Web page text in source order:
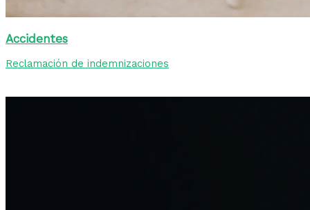
Accidentes
Reclamación de indemnizaciones